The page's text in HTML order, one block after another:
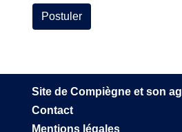
Postuler
Site de Compiègne et son
Contact
Mentions légales